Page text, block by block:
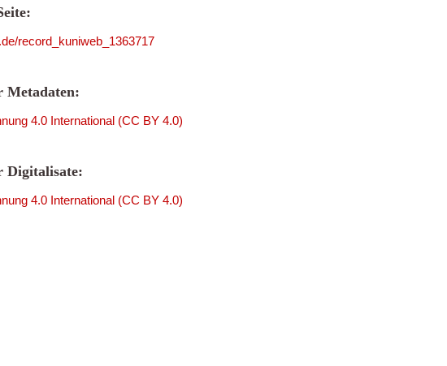
record_kuniweb_1363717
Metadaten:
4.0 International (CC BY 4.0)
Digitalisate:
4.0 International (CC BY 4.0)